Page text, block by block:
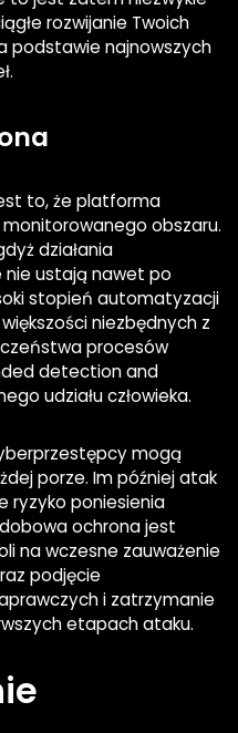
rozwijanie Twoich
podstawie najnowszych
to, że platforma
obszaru.
działania
nie ustają nawet po
stopień automatyzacji
niezbędnych z
procesów
detection and
udziału człowieka.
mogą
porze. Im później atak
ryzyko poniesienia
ochrona jest
na wczesne zauważenie
podjęcie
i zatrzymanie
etapach ataku.